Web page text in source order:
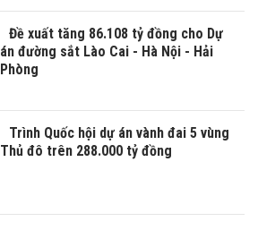
Đề xuất tăng 86.108 tỷ đồng cho Dự
án đường sắt Lào Cai - Hà Nội - Hải
Phòng
Trình Quốc hội dự án vành đai 5 vùng
Thủ đô trên 288.000 tỷ đồng